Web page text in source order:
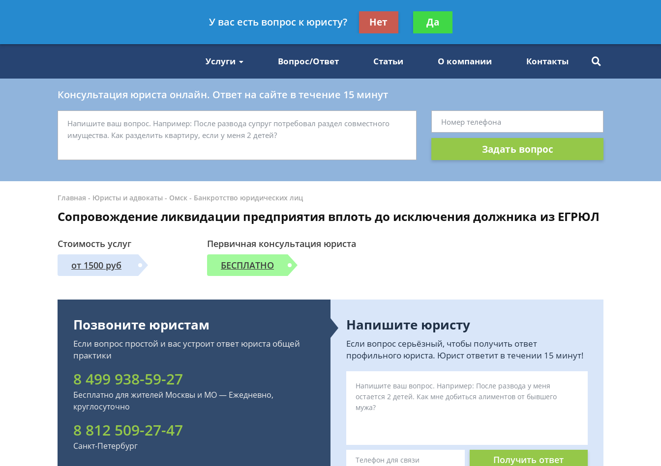
8 812 509-27-47
Получите консультацию
бесплатно
Услуги Вопрос/Ответ Статьи О компании Контакты
Консультация юриста онлайн. Ответ на сайте в течение 15 минут
Задать вопрос
Главная - Юристы и адвокаты - Омск - Банкротство юридических лиц
Сопровождение ликвидации предприятия вплоть до исключения должника из ЕГРЮЛ
Стоимость услуг
от 1500 руб
Первичная консультация юриста
БЕСПЛАТНО
Позвоните юристам
Если вопрос простой и вас устроит ответ юриста общей
практики
8 499 938-59-27
Бесплатно для жителей Москвы и МО — Ежедневно,
круглосуточно
8 812 509-27-47
Санкт-Петербург
Напишите юристу
Если вопрос серьёзный, чтобы получить ответ
профильного юриста. Юрист ответит в течении 15 минут!
Получить ответ
У вас есть вопрос к юристу? Нет Да